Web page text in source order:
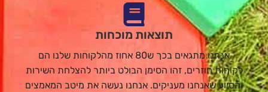
תוצאות מוכחות
אנחנו מתגאים בכך ש80 אחוז מהלקוחות שלנו הם
לקוחות חוזרים, זהו הסימן הבולט ביותר להצלחת השירות
והסיוע שאנחנו מעניקים. אנחנו נעשה את מיטב המאמצים